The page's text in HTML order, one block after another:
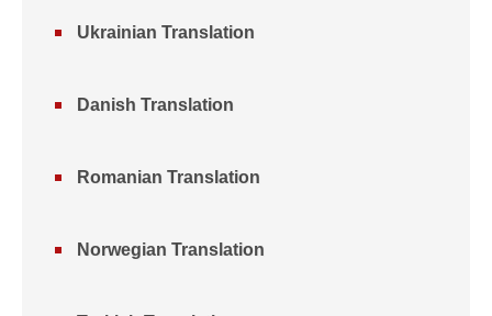
Ukrainian Translation
Danish Translation
Romanian Translation
Norwegian Translation